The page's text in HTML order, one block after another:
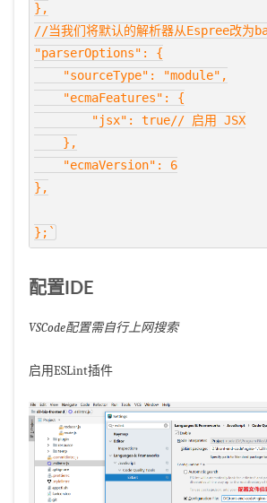
},
//当我们将默认的解析器从Espree改
"parserOptions": {
    "sourceType": "module",
    "ecmaFeatures": {
        "jsx": true// 启用 JSX
    },
    "ecmaVersion": 6
},
配置IDE
VSCode配置需自行上网搜索
启用ESLint插件